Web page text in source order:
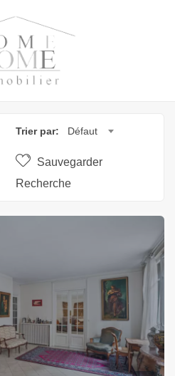
Trier par: Défaut
Sauvegarder
Recherche